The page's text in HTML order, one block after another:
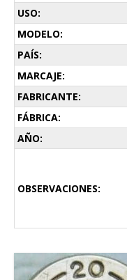
USO:
MODELO:
PAÍS:
MARCAJE:
FABRICANTE:
FÁBRICA:
AÑO:
OBSERVACIONES: